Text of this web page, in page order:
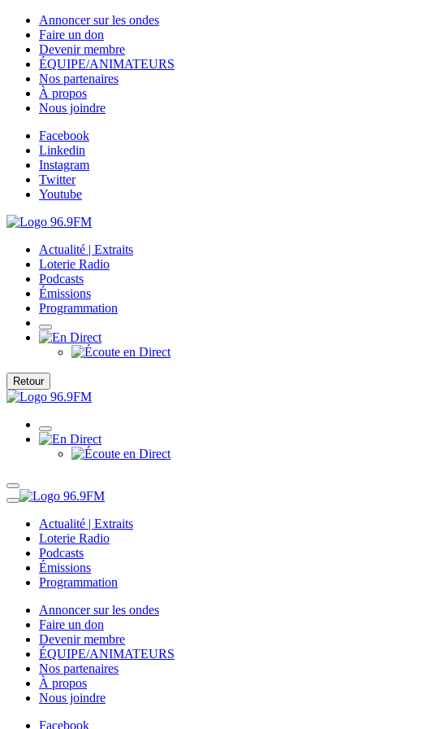
Annoncer sur les ondes
Faire un don
Devenir membre
ÉQUIPE/ANIMATEURS
Nos partenaires
À propos
Nous joindre
Facebook
Linkedin
Instagram
Twitter
Youtube
Actualité | Extraits
Loterie Radio
Podcasts
Émissions
Programmation
Retour
Actualité | Extraits
Loterie Radio
Podcasts
Émissions
Programmation
Annoncer sur les ondes
Faire un don
Devenir membre
ÉQUIPE/ANIMATEURS
Nos partenaires
À propos
Nous joindre
Facebook